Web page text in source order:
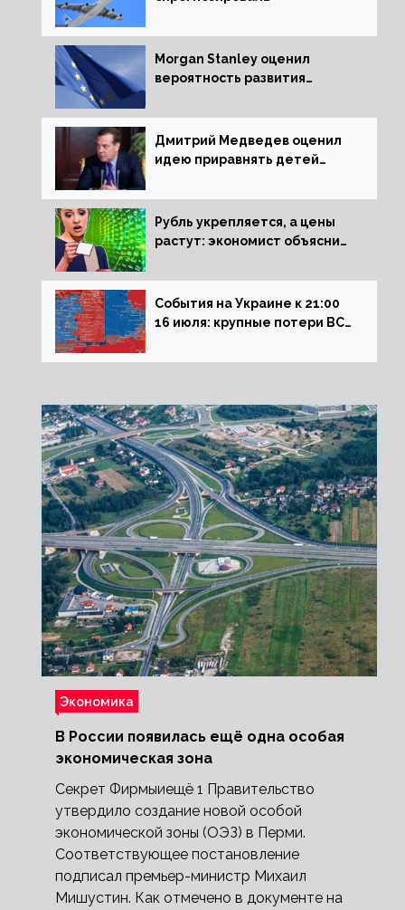
России
Morgan Stanley оценил
вероятность развития
Дмитрий Медведев оценил
идею приравнять детей
Рубль укрепляется, а цены
растут: экономист объяснил
на рынок РФ
События на Украине к 21:00
16 июля: крупные потери ВСУ
обстреливает Донбасс из
Экономика
В России появилась ещё одна особая
экономическая зона
Секрет Фирмыиещё 1 Правительство
утвердило создание новой особой
экономической зоны (ОЭЗ) в Перми.
Соответствующее постановление
подписал премьер-министр Михаил
Мишустин. Как отмечено в документе на